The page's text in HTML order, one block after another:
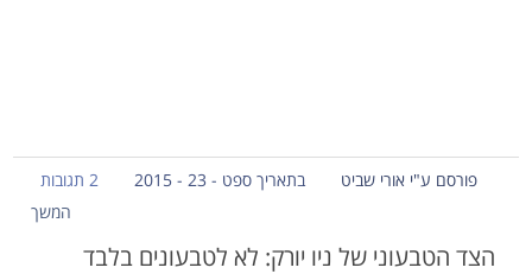
פורסם ע"י אורי שביט בתאריך ספט - 23 - 2015
2 תגובות
המשך
הצד הטבעוני של ניו יורק: לא לטבעונים בלבד